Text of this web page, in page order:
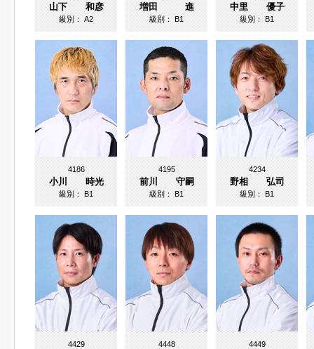
山下 和彦
級別：A2
増田 進
級別：B1
中里 優子
級別：B1
4186
小川 時光
級別：B1
4195
前川 守嗣
級別：B1
4234
野相 弘司
級別：B1
4429 4448 4449